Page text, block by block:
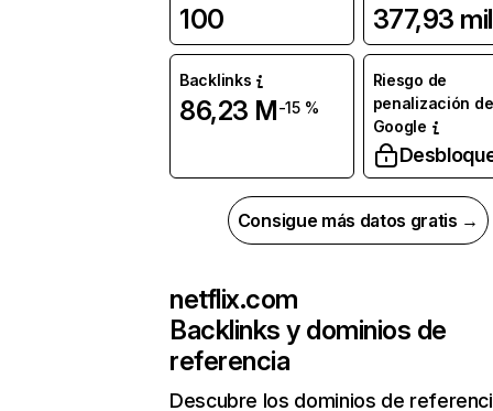
100 377,93 mil
Backlinks
86,23 M-15 %
Riesgo de
penalización de
Google
Consigue más datos gratis →
netflix.com
Backlinks y dominios de
referencia
Descubre los dominios de